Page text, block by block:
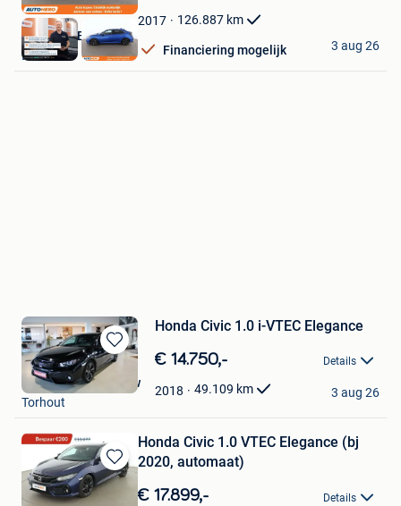
Favorieten2017 126.887 km
Financiering mogelijk
Autohero België
Brussel
3 aug 26
Bewaren
in
Honda Civic 1.0 i-VTEC Elegance
€ 14.750,- Details
2018 49.109 km
Garage Swyngedouw
Torhout
3 aug 26
Bewaren
in
Honda Civic 1.0 VTEC Elegance (bj
2020, automaat)
€ 17.899,- Details